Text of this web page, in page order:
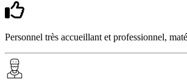
Personnel très accueillant et professionnel,